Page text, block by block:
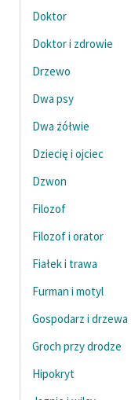
Zespół
Zasady wykorzystania
Wolnych Lektur
Logotypy
Materiały promocyjne
Dane fundacji i
Informacja o treściach
wrażliwych
Doktor
Doktor i zdrowie
Drzewo
Dwa psy
Dwa żółwie
Dziecię i ojciec
Dzwon
Filozof
Filozof i orator
Fiałek i trawa
Furman i motyl
Gospodarz i drzewa
Groch przy drodze
Hipokryt